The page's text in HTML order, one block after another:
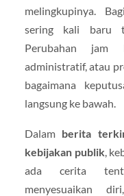
melingkupinya.
sering kali baru
Perubahan jam
administratif, atau
bagaimana
langsung ke bawah.
Dalam berita
kebijakan publik,
ada cerita
menyesuaikan